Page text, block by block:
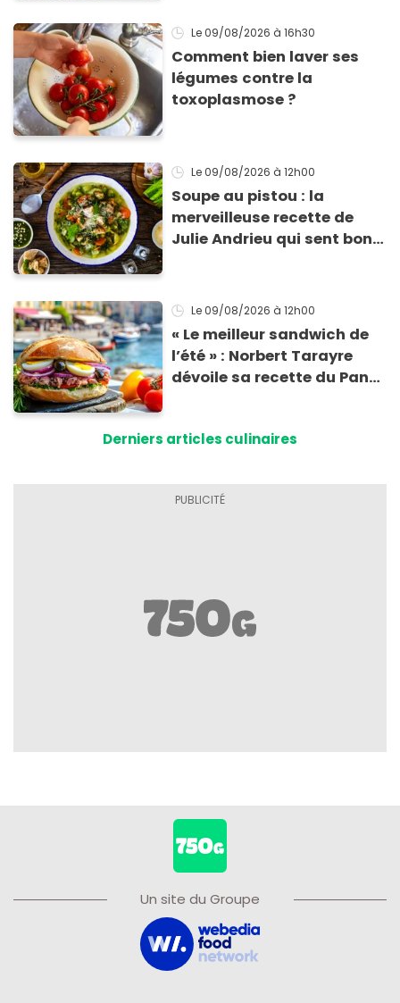
Le 09/08/2026 à 16h30
Comment bien laver ses
légumes contre la
toxoplasmose ?
Le 09/08/2026 à 12h00
Soupe au pistou : la
merveilleuse recette de
Julie Andrieu qui sent bon
Le 09/08/2026 à 12h00
« Le meilleur sandwich de
l’été » : Norbert Tarayre
dévoile sa recette du Pan
Derniers articles culinaires
Un site du Groupe